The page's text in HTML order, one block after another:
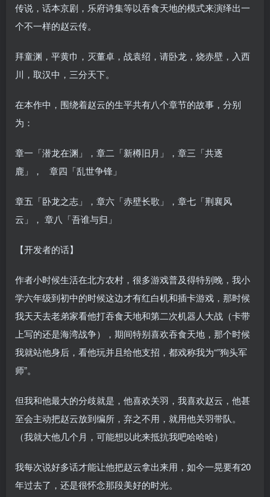
传说，话本京剧，乐府诗集等以吞食天地的模式来演绎出一
个不一样的赵云传。
拜童渊，平黄巾，灭董卓，战袁绍，请卧龙，烧赤壁，入西
川，取汉中，三分天下。
在本作中，围绕着赵云的生平共有八个章节的故事，分别
为：
章一「潜龙在渊」，章二「新樽旧月」，章三「共逐
鹿」， 章四「乱世争锋」
章五「卧龙之志」，章六「赤壁长歌」，章七「荆襄风
云」， 章八「吾谁与归」
【开发者的话】
作者小时候生活在北方农村，很多游戏普及得特别晚，我小
学六年级到初中的时候这边才有红白机和插卡游戏，那时候
我天天去老弟家看他打吞食天地和第二次机器人大战（卡带
上写的还是海湾战争），期间特别喜欢吞食天地，那个时候
我就站他身后，看他玩并且给他支招，都戏称我为“”狗头军
师”。
但我和他最大的分歧就是，他喜欢关羽，我喜欢赵云，他甚
至会主动把赵云放到编所，弃之不用，就用他关羽带队。
（我就大他几个月，可能想以此来抵抗我吧哈哈哈）
我每次说好多话才能让他把赵云拿出来用，如今一晃要有20
年过去了，还是很怀念那段美好的时光。